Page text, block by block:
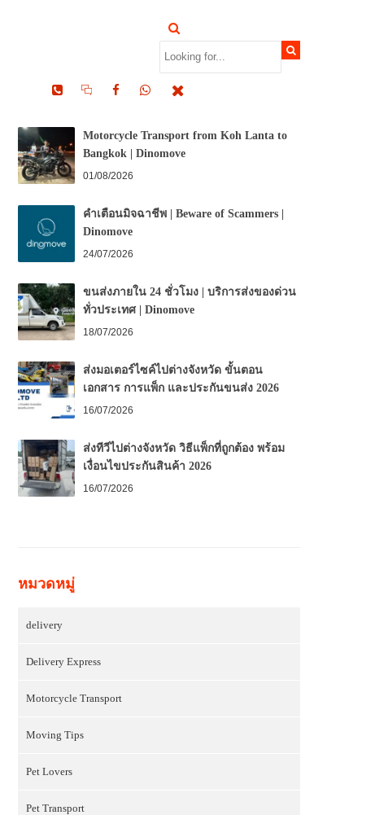
RECENT POSTS
Motorcycle Transport from Koh Lanta to
Bangkok | Dinomove
01/08/2026
คำเตือนมิจฉาชีพ | Beware of Scammers |
Dinomove
24/07/2026
ขนส่งภายใน 24 ชั่วโมง | บริการส่งของด่วน
ทั่วประเทศ | Dinomove
18/07/2026
ส่งมอเตอร์ไซค์ไปต่างจังหวัด ขั้นตอน
เอกสาร การแพ็ก และประกันขนส่ง 2026
16/07/2026
ส่งทีวีไปต่างจังหวัด วิธีแพ็กที่ถูกต้อง พร้อม
เงื่อนไขประกันสินค้า 2026
16/07/2026
หมวดหมู่
delivery
Delivery Express
Motorcycle Transport
Moving Tips
Pet Lovers
Pet Transport